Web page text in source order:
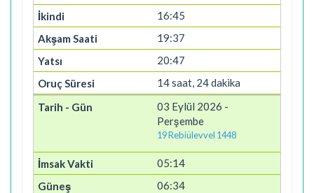
16:45
19:37
20:47
14 saat, 24 dakika
03 Eylül 2026 -
Perşembe
19 Rebiülevvel 1448
05:14
06:34